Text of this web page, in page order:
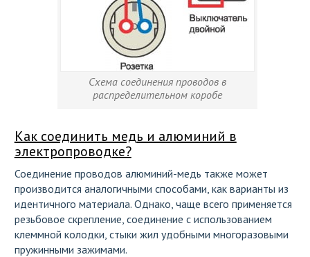
Схема соединения проводов в
распределительном коробе
Как соединить медь и алюминий в
электропроводке?
Соединение проводов алюминий-медь также может
производится аналогичными способами, как варианты из
идентичного материала. Однако, чаще всего применяется
резьбовое скрепление, соединение с использованием
клеммной колодки, стыки жил удобными многоразовыми
пружинными зажимами.